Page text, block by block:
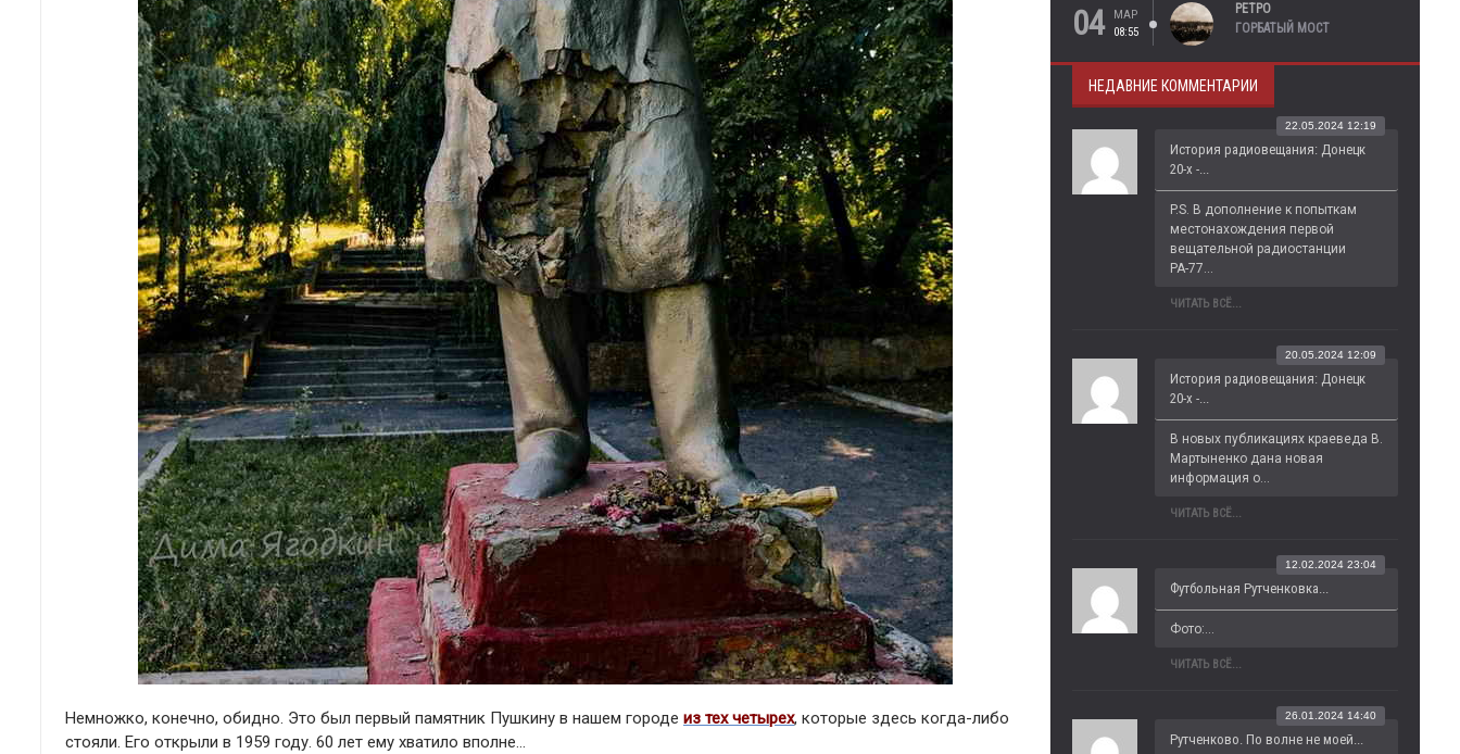
Немножко, конечно, обидно. Это был первый памятник Пушкину в нашем городе из тех четырех, которые здесь когда-либо
стояли. Его открыли в 1959 году. 60 лет ему хватило вполне…
04
МАР
08:55
РЕТРО
ГОРБАТЫЙ МОСТ
НЕДАВНИЕ КОММЕНТАРИИ
История радиовещания: Донецк
20-х -...
22.05.2024 12:19
P.S. В дополнение к попыткам
местонахождения первой
вещательной радиостанции
РА-77...
ЧИТАТЬ ВСЁ...
История радиовещания: Донецк
20-х -...
20.05.2024 12:09
В новых публикациях краеведа В.
Мартыненко дана новая
информация о...
ЧИТАТЬ ВСЁ...
Футбольная Рутченковка...
12.02.2024 23:04
Фото:...
ЧИТАТЬ ВСЁ...
Рутченково. По волне не моей...
26.01.2024 14:40